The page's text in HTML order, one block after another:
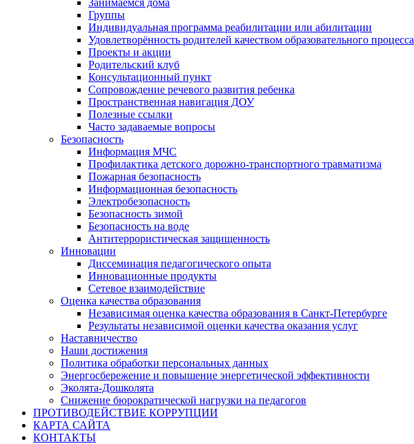
Занимаемся дома
Группы
Индивидуальная программа реабилитации или абилитации
Удовлетворённость родителей качеством образовательного процесса
Проекты и акции
Родительский клуб
Консультационный пункт
Сопровождение речевого развития ребенка
Пространственная навигация ДОУ
Полезные ссылки
Часто задаваемые вопросы
Безопасность
Информация МЧС
Профилактика детского дорожно-транспортного травматизма
Пожарная безопасность
Информационная безопасность
Электробезопасность
Безопасность зимой
Безопасность на воде
Антитеррористическая защищенность
Инновации
Диссеминация педагогического опыта
Инновационные продукты
Сетевое взаимодействие
Оценка качества образования
Независимая оценка качества образования в Санкт-Петербурге
Результаты независимой оценки качества оказания услуг
Наставничество
Наши достижения
Политика обработки персональных данных
Энергосбережение и повышение энергетической эффективности
Эколята-Дошколята
Снижение бюрократической нагрузки на педагогов
ПРОТИВОДЕЙСТВИЕ КОРРУПЦИИ
КАРТА САЙТА
КОНТАКТЫ